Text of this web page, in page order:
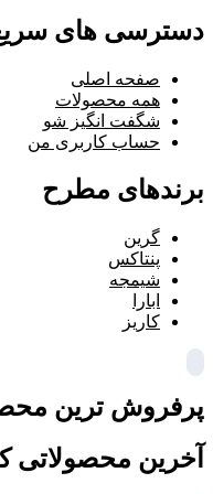
دسترسی های
صفحه اصلی
همه محصولات
شگفت انگیز شو
حساب کاربری من
برندهای مطرح
گرین
پنتاکس
شیمجه
ابارا
کاریز
پرفروش ترین
آخرین محصولاتی